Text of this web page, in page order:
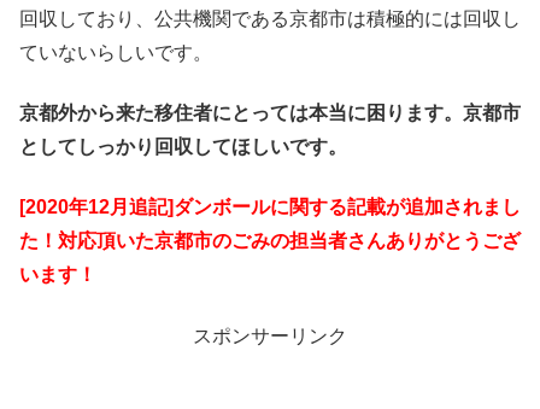
回収しており、公共機関である京都市は積極的には回収し
ていないらしいです。
京都外から来た移住者にとっては本当に困ります。京都市
としてしっかり回収してほしいです。
[2020年12月追記]ダンボールに関する記載が追加されまし
た！対応頂いた京都市のごみの担当者さんありがとうござ
います！
スポンサーリンク